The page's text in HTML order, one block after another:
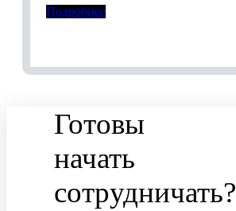
Подробнее
Готовы
начать
сотрудничать?